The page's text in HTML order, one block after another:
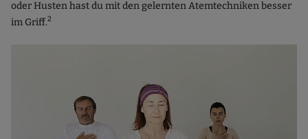
oder Husten hast du mit den gelernten Atemtechniken besser
im Griff.2